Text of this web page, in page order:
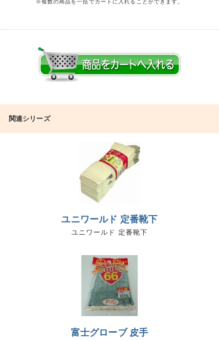
※複数の商品を一括でカートに入れることができます。
関連シリーズ
ユニワールド 定番靴下
ユニワールド 定番靴下
富士グローブ 皮手